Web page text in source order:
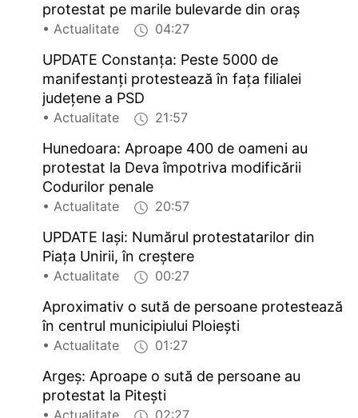
protestat pe marile bulevarde din oraș
• Actualitate 04:27
UPDATE Constanța: Peste 5000 de
manifestanți protestează în fața filialei
județene a PSD
• Actualitate 21:57
Hunedoara: Aproape 400 de oameni au
protestat la Deva împotriva modificării
Codurilor penale
• Actualitate 20:57
UPDATE Iași: Numărul protestatarilor din
Piața Unirii, în creștere
• Actualitate 00:27
Aproximativ o sută de persoane protestează
în centrul municipiului Ploiești
• Actualitate 01:27
Argeș: Aproape o sută de persoane au
protestat la Pitești